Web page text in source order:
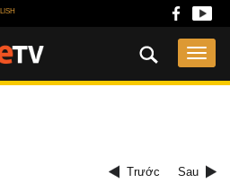
Trước Sau